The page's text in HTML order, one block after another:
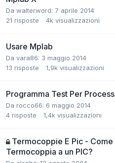
Da walterword: 7 aprile 2014
21 risposte 4k visualizzazioni
Usare Mplab
Da vara86: 3 maggio 2014
13 risposte 1,9k visualizzazioni
Programma Test Per
Da rocco66: 6 maggio 2014
4 risposte 1,4k visualizzazioni
Termocoppie E Pic -
Termocoppia a un PIC?